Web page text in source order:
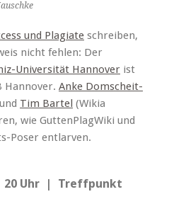
und Plagiate schreiben,
nicht fehlen: Der
Universität Hannover ist
Hannover. Anke Domscheit-
Tim Bartel (Wikia
wie GuttenPlagWiki und
Poser entlarven.
20 Uhr | Treffpunkt